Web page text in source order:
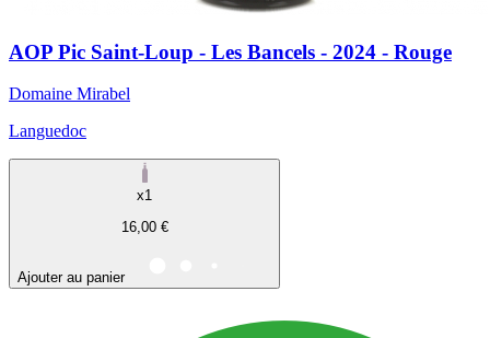
AOP Pic Saint-Loup - Les Bancels - 2024 - Rouge
Domaine Mirabel
Languedoc
x1
16,00 €
Ajouter au panier